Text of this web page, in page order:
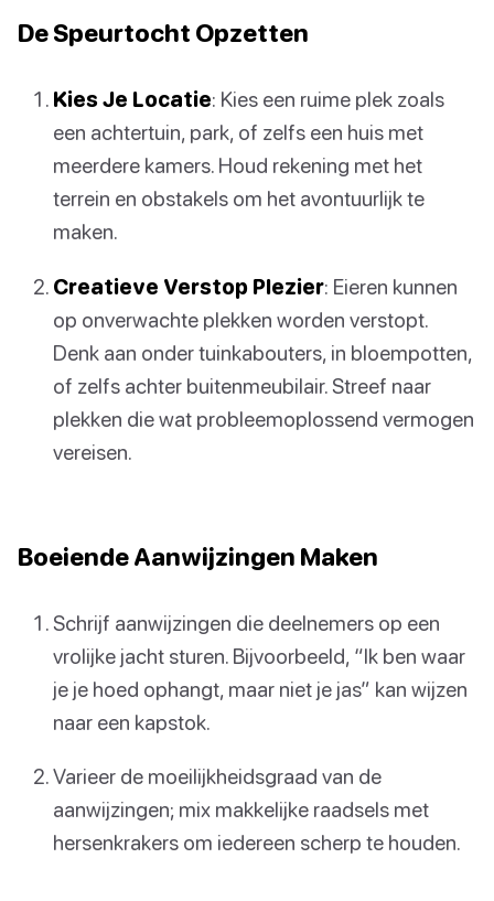
De Speurtocht Opzetten
Kies Je Locatie: Kies een ruime plek zoals
een achtertuin, park, of zelfs een huis met
meerdere kamers. Houd rekening met het
terrein en obstakels om het avontuurlijk te
maken.
Creatieve Verstop Plezier: Eieren kunnen
op onverwachte plekken worden verstopt.
Denk aan onder tuinkabouters, in bloempotten,
of zelfs achter buitenmeubilair. Streef naar
plekken die wat probleemoplossend vermogen
vereisen.
Boeiende Aanwijzingen Maken
Schrijf aanwijzingen die deelnemers op een
vrolijke jacht sturen. Bijvoorbeeld, “Ik ben waar
je je hoed ophangt, maar niet je jas” kan wijzen
naar een kapstok.
Varieer de moeilijkheidsgraad van de
aanwijzingen; mix makkelijke raadsels met
hersenkrakers om iedereen scherp te houden.